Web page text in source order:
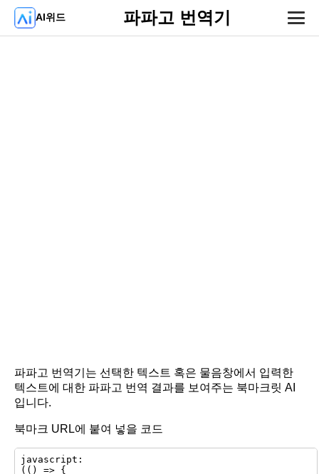
AI위드 파파고 번역기
파파고 번역기는 선택한 텍스트 혹은 물음창에서 입력한
텍스트에 대한 파파고 번역 결과를 보여주는 북마크릿 AI
입니다.
북마크 URL에 붙여 넣을 코드